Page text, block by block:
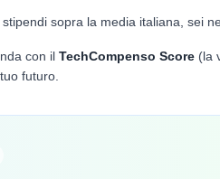
sopra la media italiana, sei
con il TechCompenso Score(la
futuro.